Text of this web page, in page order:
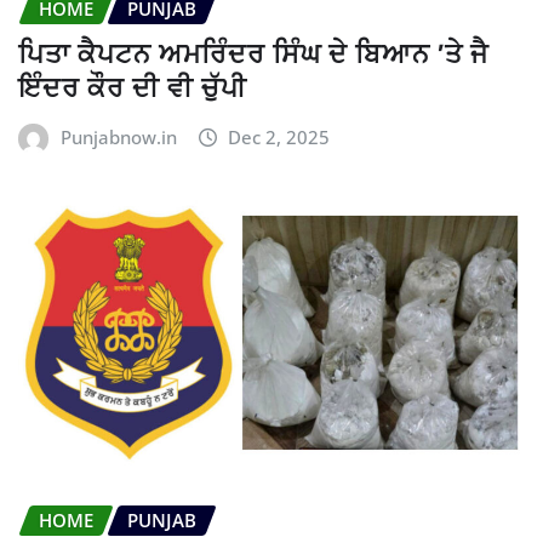
HOME PUNJAB
ਪਿਤਾ ਕੈਪਟਨ ਅਮਰਿੰਦਰ ਸਿੰਘ ਦੇ ਬਿਆਨ ’ਤੇ ਜੈ
ਇੰਦਰ ਕੌਰ ਦੀ ਵੀ ਚੁੱਪੀ
Punjabnow.in Dec 2, 2025
HOME PUNJAB